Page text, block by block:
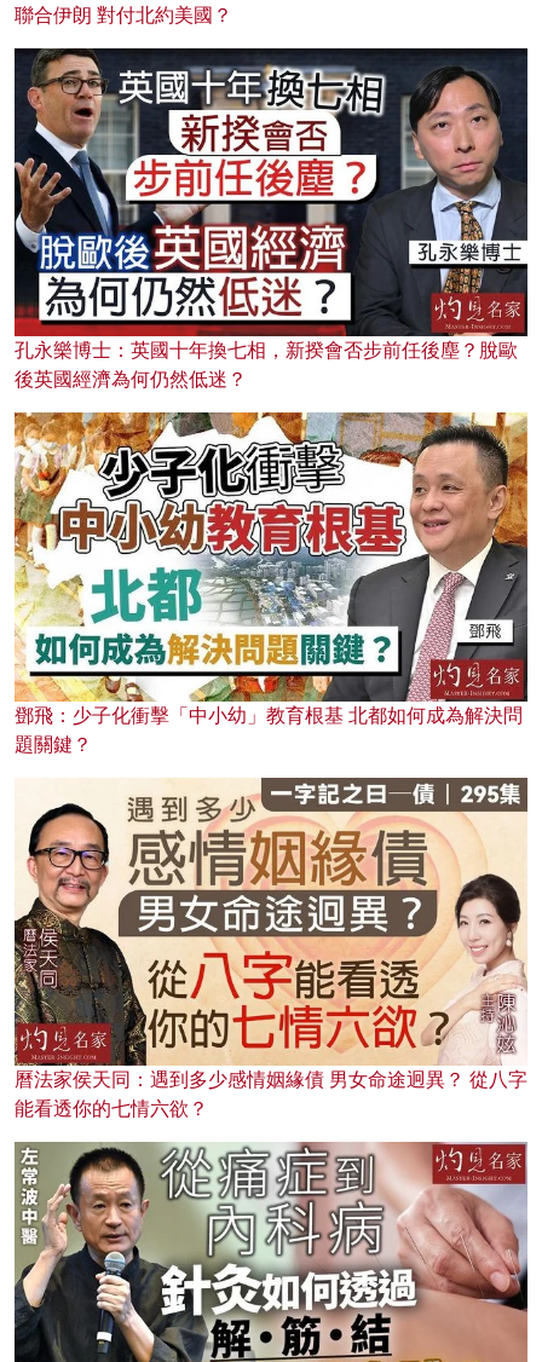
聯合伊朗 對付北約美國？
孔永樂博士：英國十年換七相，新揆會否步前任後塵？脫歐
後英國經濟為何仍然低迷？
鄧飛：少子化衝擊「中小幼」教育根基 北都如何成為解決問
題關鍵？
曆法家侯天同：遇到多少感情姻緣債 男女命途迥異？ 從八字
能看透你的七情六欲？